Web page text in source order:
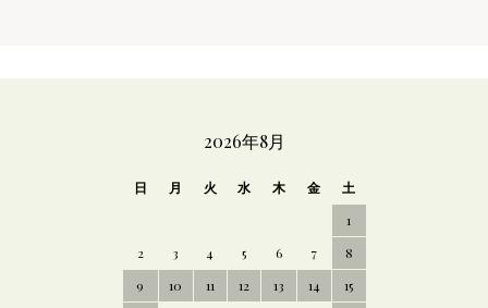
2026年8月
日 月 火 水 木 金
土
1
2
3 4 5 6 7
8
9
10 11 12 13 14
15